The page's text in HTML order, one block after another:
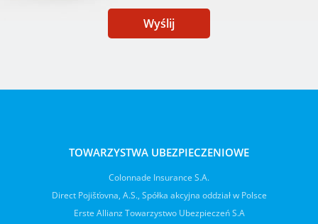
Wyślij
TOWARZYSTWA UBEZPIECZENIOWE
Colonnade Insurance S.A.
Direct Pojišťovna, A.S., Spółka akcyjna oddział w Polsce
Erste Allianz Towarzystwo Ubezpieczeń S.A